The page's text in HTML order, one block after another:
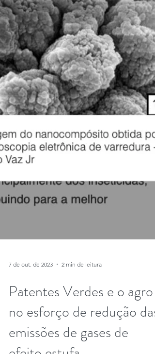
7 de out. de 2023 2 min de leitura